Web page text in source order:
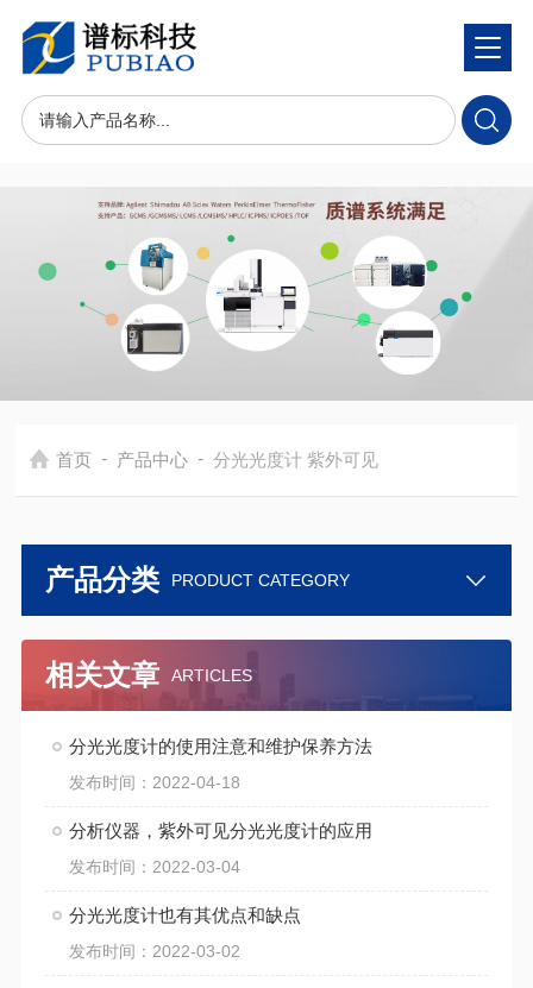
首页 - 产品中心 - 分光光度计 紫外可见
产品分类 PRODUCT CATEGORY
相关文章 ARTICLES
分光光度计的使用注意和维护保养方法
发布时间：2022-04-18
分析仪器，紫外可见分光光度计的应用
发布时间：2022-03-04
分光光度计也有其优点和缺点
发布时间：2022-03-02